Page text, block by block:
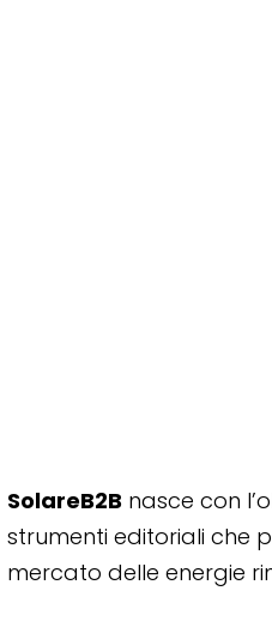
SolareB2B nasce con
strumenti editoriali che
mercato delle energie